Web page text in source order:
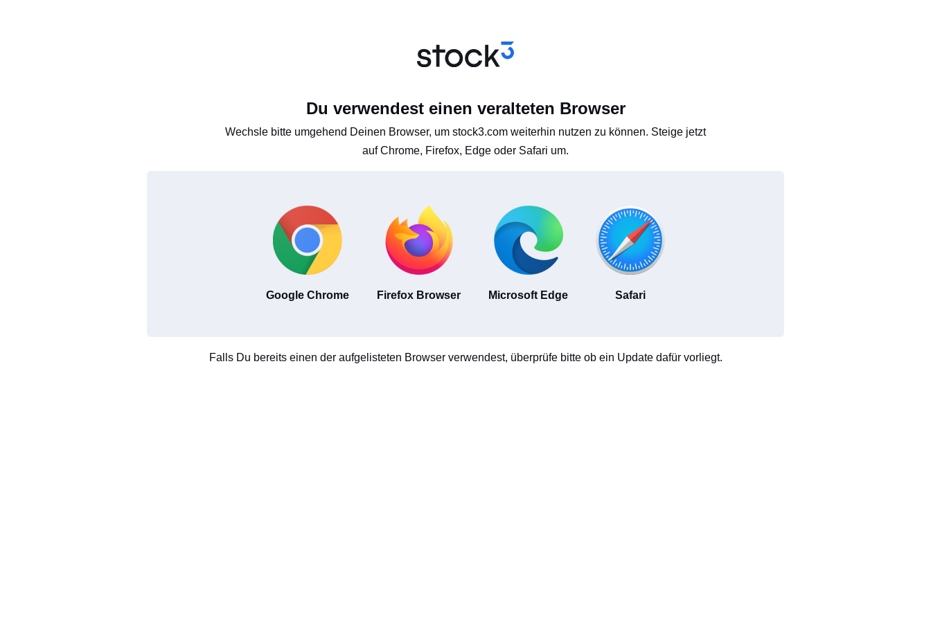
Du verwendest einen veralteten Browser
Wechsle bitte umgehend Deinen Browser, um stock3.com weiterhin nutzen zu können. Steige jetzt
auf Chrome, Firefox, Edge oder Safari um.
Google Chrome Firefox Browser Microsoft Edge Safari
Falls Du bereits einen der aufgelisteten Browser verwendest, überprüfe bitte ob ein Update dafür vorliegt.